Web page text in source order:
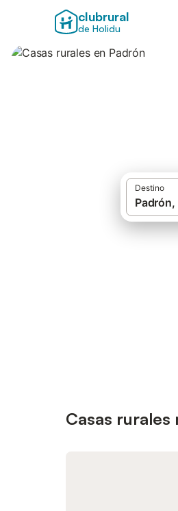
clubrural
de Holidu
Destino
Casas